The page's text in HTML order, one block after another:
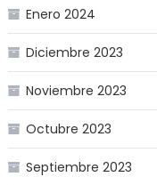
Enero 2024
Diciembre 2023
Noviembre 2023
Octubre 2023
Septiembre 2023